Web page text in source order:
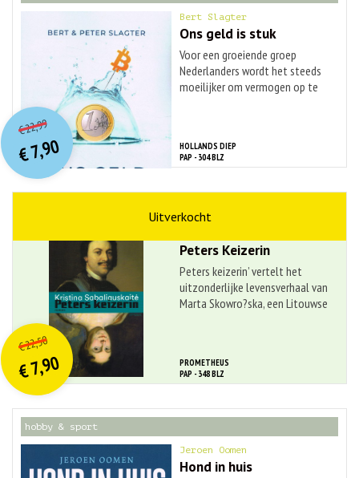
HOLLANDS DIEP
PAP - 304 BLZ
Bert Slagter
Ons geld is stuk
Voor een groeiende groep
Nederlanders wordt het steeds
moeilijker om vermogen op te
€22,99O
orspr
onkelijke
prijs
was:
€ 22,99.
€7,90
Huidige
prijs
is:
€ 7,90.
PROMETHEUS
PAP - 348 BLZ
Peters Keizerin
Peters keizerin’ vertelt het
uitzonderlijke levensverhaal van
Marta Skowro?ska, een Litouwse
€22,50O
orspr
onkelijke
prijs
was:
€ 22,50.
€7,90
Huidige
prijs
is:
€ 7,90.
hobby & sport
Jeroen Oomen
Hond in huis